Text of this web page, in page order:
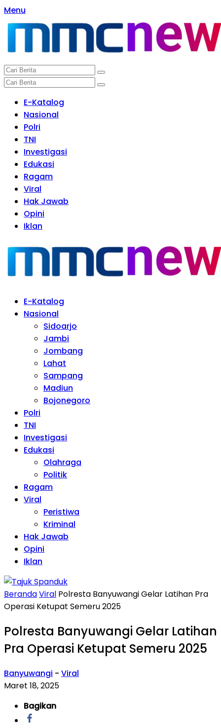
Langsung
ke
konten
Menu
E-Katalog
Nasional
Polri
TNI
Investigasi
Edukasi
Ragam
Viral
Hak Jawab
Opini
Iklan
E-Katalog
Nasional
Sidoarjo
Jambi
Jombang
Lahat
Sampang
Madiun
Bojonegoro
Polri
TNI
Investigasi
Edukasi
Olahraga
Politik
Ragam
Viral
Peristiwa
Kriminal
Hak Jawab
Opini
Iklan
BerandaViral Polresta Banyuwangi Gelar Latihan Pra
Operasi Ketupat Semeru 2025
Polresta Banyuwangi Gelar Latihan
Pra Operasi Ketupat Semeru 2025
Banyuwangi - Viral
Maret 18, 2025
Bagikan